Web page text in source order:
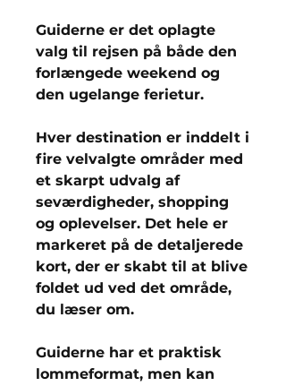
Guiderne er det oplagte
valg til rejsen på både den
forlængede weekend og
den ugelange ferietur.
Hver destination er inddelt i
fire velvalgte områder med
et skarpt udvalg af
seværdigheder, shopping
og oplevelser. Det hele er
markeret på de detaljerede
kort, der er skabt til at blive
foldet ud ved det område,
du læser om.
Guiderne har et praktisk
lommeformat, men kan